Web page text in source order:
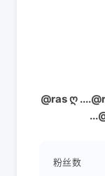
@ras ღ
粉丝数